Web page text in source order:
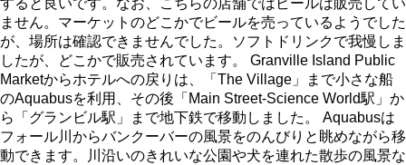
すると良いです。なお、こちらの店舗ではビールは販売してい
ません。マーケットのどこかでビールを売っているようでした
が、場所は確認できませんでした。ソフトドリンクで我慢しま
したが、どこかで販売されています。 Granville Island Public
Marketからホテルへの戻りは、「The Village」まで小さな船
のAquabusを利用、その後「Main Street-Science World駅」か
ら「グランビル駅」まで地下鉄で移動しました。 Aquabusは
フォール川からバンクーバーの風景をのんびりと眺めながら移
動できます。川沿いのきれいな公園や犬を連れた散歩の風景な